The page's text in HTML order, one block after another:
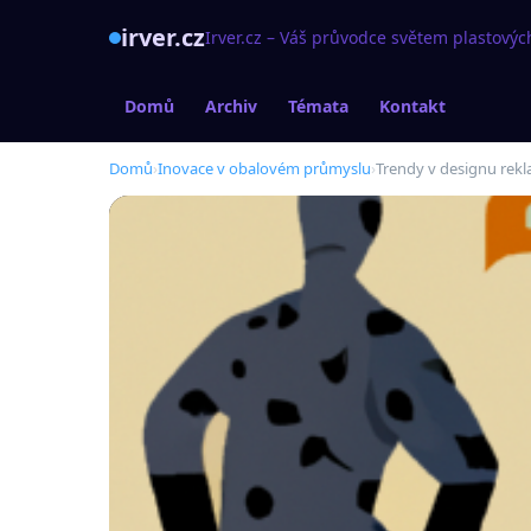
irver.czIrver.cz – Váš průvodce světem
Domů Archiv Témata Kontakt
Domů›Inovace v obalovém průmyslu›Trendy v designu